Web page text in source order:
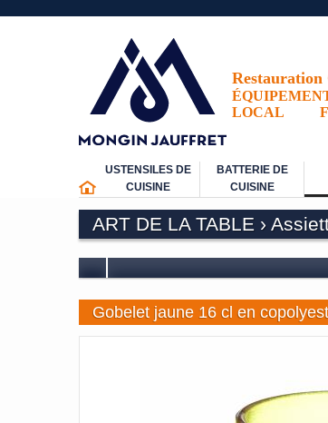
Restauration
LOCAL
USTENSILES DE
CUISINE
BATTERIE DE
CUISINE
ART DE LA TABLE ›
Gobelet jaune 16 cl en